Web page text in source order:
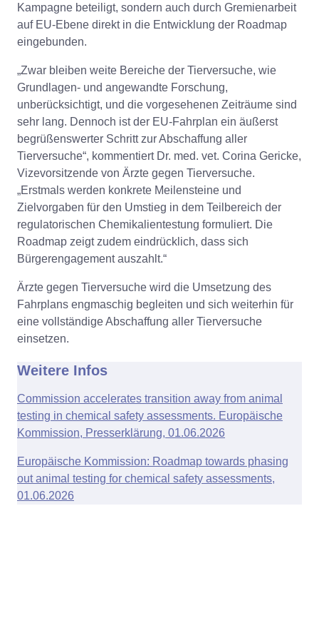
Kampagne beteiligt, sondern auch durch Gremienarbeit
auf EU-Ebene direkt in die Entwicklung der Roadmap
eingebunden.
„Zwar bleiben weite Bereiche der Tierversuche, wie
Grundlagen- und angewandte Forschung,
unberücksichtigt, und die vorgesehenen Zeiträume sind
sehr lang. Dennoch ist der EU-Fahrplan ein äußerst
begrüßenswerter Schritt zur Abschaffung aller
Tierversuche“, kommentiert Dr. med. vet. Corina Gericke,
Vizevorsitzende von Ärzte gegen Tierversuche.
„Erstmals werden konkrete Meilensteine und
Zielvorgaben für den Umstieg in dem Teilbereich der
regulatorischen Chemikalientestung formuliert. Die
Roadmap zeigt zudem eindrücklich, dass sich
Bürgerengagement auszahlt.“
Ärzte gegen Tierversuche wird die Umsetzung des
Fahrplans engmaschig begleiten und sich weiterhin für
eine vollständige Abschaffung aller Tierversuche
einsetzen.
Weitere Infos
Commission accelerates transition away from animal
testing in chemical safety assessments. Europäische
Kommission, Presserklärung, 01.06.2026
Europäische Kommission: Roadmap towards phasing
out animal testing for chemical safety assessments,
01.06.2026